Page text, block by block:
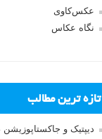
عکس‌کاوی
نگاه عکاس
تازه ترین مطالب
دیپتیک و